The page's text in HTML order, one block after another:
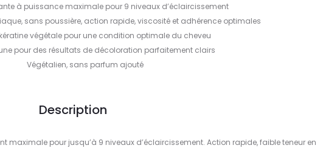
à puissance maximale pour 9 niveaux d’éclaircissement
sans poussière, action rapide, viscosité et adhérence optimales
végétale pour une condition optimale du cheveu
pour des résultats de décoloration parfaitement clairs
Végétalien, sans parfum ajouté
Description
maximale pour jusqu’à 9 niveaux d’éclaircissement. Action rapide, faible teneur en